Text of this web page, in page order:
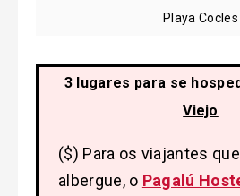
Playa Cocles
3 lugares para se
Viejo
($) Para os viajantes
albergue, o Pagalú